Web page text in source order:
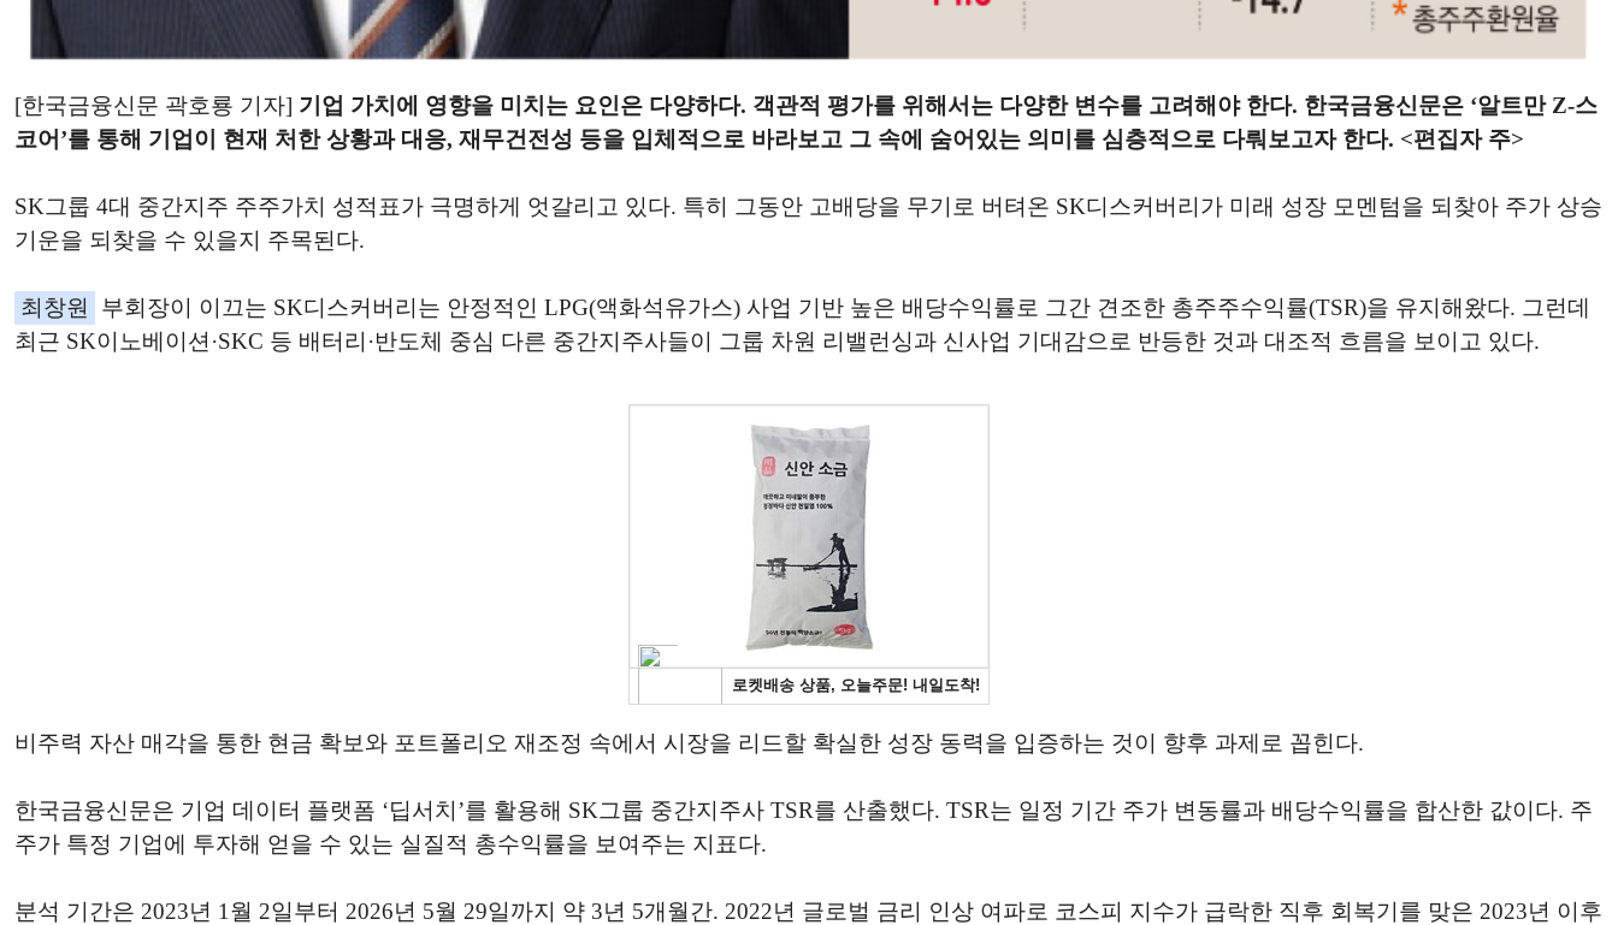
[한국금융신문 곽호룡 기자] 기업 가치에 영향을 미치는 요인은 다양하다. 객관적 평가를 위해서는 다양한 변수를 고려해야 한다. 한국금융신문은 ‘알트만 Z-스
코어’를 통해 기업이 현재 처한 상황과 대응, 재무건전성 등을 입체적으로 바라보고 그 속에 숨어있는 의미를 심층적으로 다뤄보고자 한다. <편집자 주>
SK그룹 4대 중간지주 주주가치 성적표가 극명하게 엇갈리고 있다. 특히 그동안 고배당을 무기로 버텨온 SK디스커버리가 미래 성장 모멘텀을 되찾아 주가 상승
기운을 되찾을 수 있을지 주목된다.
최창원
부회장이 이끄는 SK디스커버리는 안정적인 LPG(액화석유가스) 사업 기반 높은 배당수익률로 그간 견조한 총주주수익률(TSR)을 유지해왔다. 그런데
최근 SK이노베이션·SKC 등 배터리·반도체 중심 다른 중간지주사들이 그룹 차원 리밸런싱과 신사업 기대감으로 반등한 것과 대조적 흐름을 보이고 있다.
비주력 자산 매각을 통한 현금 확보와 포트폴리오 재조정 속에서 시장을 리드할 확실한 성장 동력을 입증하는 것이 향후 과제로 꼽힌다.
한국금융신문은 기업 데이터 플랫폼 ‘딥서치’를 활용해 SK그룹 중간지주사 TSR를 산출했다. TSR는 일정 기간 주가 변동률과 배당수익률을 합산한 값이다. 주
주가 특정 기업에 투자해 얻을 수 있는 실질적 총수익률을 보여주는 지표다.
분석 기간은 2023년 1월 2일부터 2026년 5월 29일까지 약 3년 5개월간. 2022년 글로벌 금리 인상 여파로 코스피 지수가 급락한 직후 회복기를 맞은 2023년 이후